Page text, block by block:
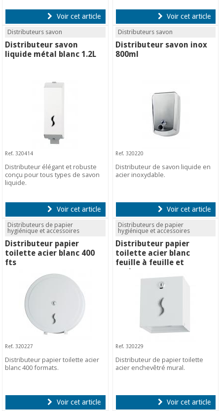
Voir cet article Voir cet article
Distributeurs savon
Distributeur savon
liquide métal blanc 1.2L
Ref. 320414
Distributeur élégant et robuste
conçu pour tous types de savon
liquide.
Voir cet article
Distributeurs savon
Distributeur savon inox
800ml
Ref. 320220
Distributeur de savon liquide en
acier inoxydable.
Voir cet article
Distributeurs de papier
hygiénique et accessoires
Distributeur papier
toilette acier blanc 400
fts
Ref. 320227
Distributeur papier toilette acier
blanc 400 formats.
Voir cet article
Distributeurs de papier
hygiénique et accessoires
Distributeur papier
toilette acier blanc
feuille à feuille et
rouleaux
Ref. 320229
Distributeur de papier toilette
acier enchevêtré mural.
Voir cet article